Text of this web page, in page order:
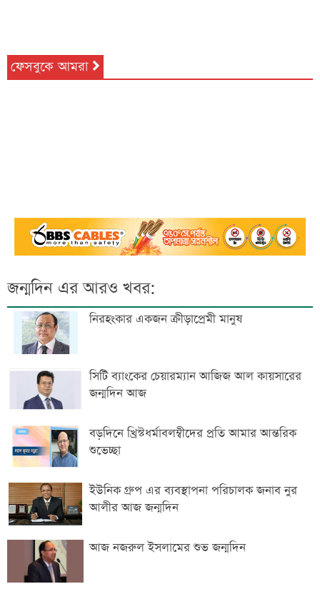
ফেসবুকে আমরা
জন্মদিন এর আরও খবর:
নিরহংকার একজন ক্রীড়াপ্রেমী মানুষ
সিটি ব্যাংকের চেয়ারম্যান আজিজ আল কায়সারের
জন্মদিন আজ
বড়দিনে খ্রিস্টধর্মাবলম্বীদের প্রতি আমার আন্তরিক
শুভেচ্ছা
ইউনিক গ্রুপ এর ব্যবস্থাপনা পরিচালক জনাব নুর
আলীর আজ জন্মদিন
আজ নজরুল ইসলামের শুভ জন্মদিন